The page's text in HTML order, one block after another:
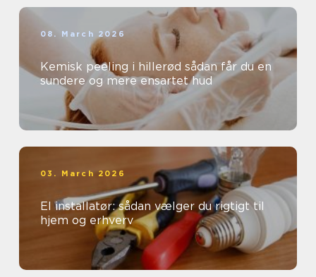
08. March 2026
Kemisk peeling i hillerød sådan får du en
sundere og mere ensartet hud
03. March 2026
El installatør: sådan vælger du rigtigt til
hjem og erhverv